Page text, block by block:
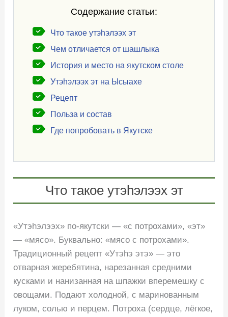
Содержание статьи:
Что такое утэhэлээх эт
Чем отличается от шашлыка
История и место на якутском столе
Утэhэлээх эт на Ысыахе
Рецепт
Польза и состав
Где попробовать в Якутске
Что такое утэhэлээх эт
«Утэhэлээх» по-якутски — «с потрохами», «эт»
— «мясо». Буквально: «мясо с потрохами».
Традиционный рецепт «Утэhэ этэ» — это
отварная жеребятина, нарезанная средними
кусками и нанизанная на шпажки вперемешку с
овощами. Подают холодной, с маринованным
луком, солью и перцем. Потроха (сердце, лёгкое,